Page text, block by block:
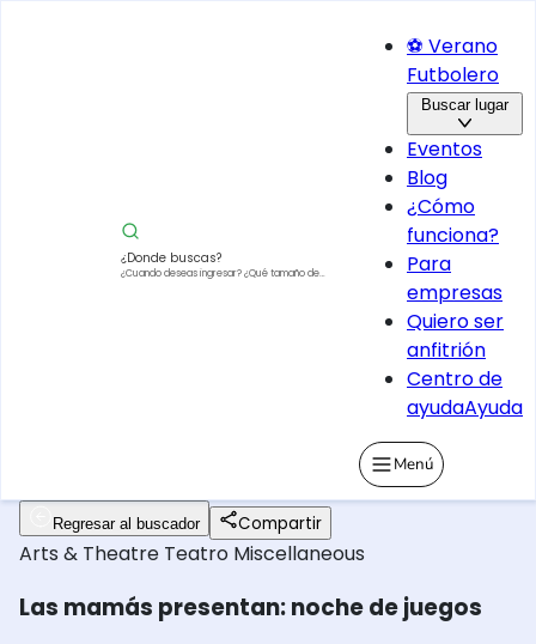
¿Donde buscas?
¿Cuando deseas ingresar?¿Qué tamaño de
⚽ Verano
Futbolero
Buscar lugar
Eventos
Blog
¿Cómo
funciona?
Para
empresas
Quiero ser
anfitrión
Centro de
ayudaAyuda
Menú
Regresar al buscador Compartir
Arts & Theatre Teatro Miscellaneous
Las mamás presentan: noche de juegos